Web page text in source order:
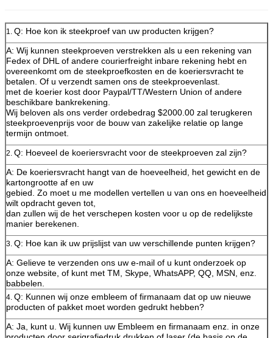
1. Q: Hoe kon ik steekproef van uw producten krijgen?
A: Wij kunnen steekproeven verstrekken als u een rekening van
Fedex of DHL of andere courierfreight inbare rekening hebt en
overeenkomt om de steekproefkosten en de koeriersvracht te
betalen. Of u verzendt samen ons de steekproevenlast.
met de koerier kost door Paypal/TT/Western Union of andere
beschikbare bankrekening.
Wij beloven als ons verder ordebedrag $2000.00 zal terugkeren
steekproevenprijs voor de bouw van zakelijke relatie op lange
termijn ontmoet.
2. Q: Hoeveel de koeriersvracht voor de steekproeven zal zijn?
A: De koeriersvracht hangt van de hoeveelheid, het gewicht en de
kartongrootte af en uw
gebied. Zo moet u me modellen vertellen u van ons en hoeveelheid
wilt opdracht geven tot,
dan zullen wij de het verschepen kosten voor u op de redelijkste
manier berekenen.
3. Q: Hoe kan ik uw prijslijst van uw verschillende punten krijgen?
A: Gelieve te verzenden ons uw e-mail of u kunt onderzoek op
onze website, of kunt met TM, Skype, WhatsAPP, QQ, MSN, enz.
babbelen.
4. Q: Kunnen wij onze embleem of firmanaam dat op uw nieuwe
producten of pakket moet worden gedrukt hebben?
A: Ja, kunt u. Wij kunnen uw Embleem en firmanaam enz. in onze